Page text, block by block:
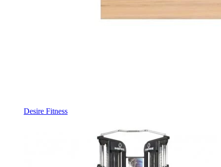
Desire Fitness